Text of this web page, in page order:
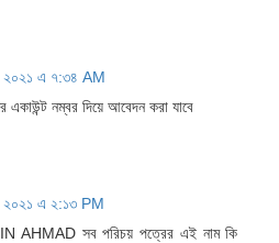
২০২১ এ ৭:৩৪ AM
নম্বর দিয়ে আবেদন করা যাবে
২০২১ এ ২:১৩ PM
AHMAD সব পরিচয় পত্রের এই নাম কি